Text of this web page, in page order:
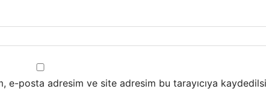
e-posta adresim ve site adresim bu tarayıcıya